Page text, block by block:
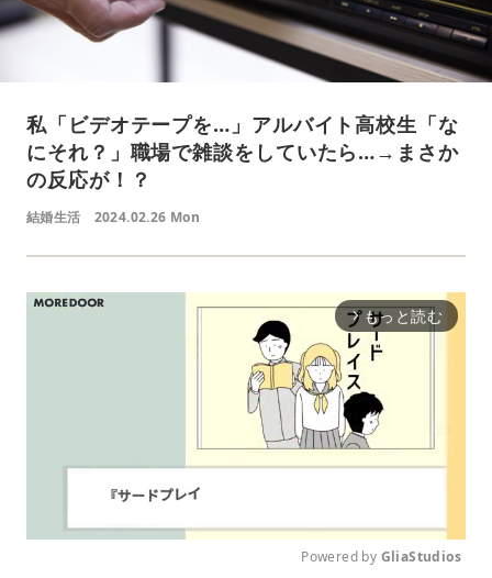
私「ビデオテープを…」アルバイト高校生「な
にそれ？」職場で雑談をしていたら…→まさか
の反応が！？
結婚生活 2024.02.26 Mon
arrow_forward_ios もっと読む
Powered by GliaStudios